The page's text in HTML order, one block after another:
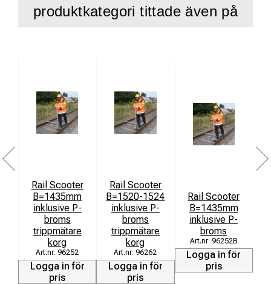
produktkategori tittade även på
Rail Scooter
B=1435mm
inklusive P-
broms
trippmätare
korg
96252
Logga in för
pris
Rail Scooter
B=1520-1524
inklusive P-
broms
trippmätare
korg
96262
Logga in för
pris
Rail Scooter
B=1435mm
inklusive P-
broms
96252B
Logga in för
pris